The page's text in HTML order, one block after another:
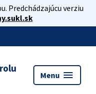
Predchádzajúcu verziu
Menu menu